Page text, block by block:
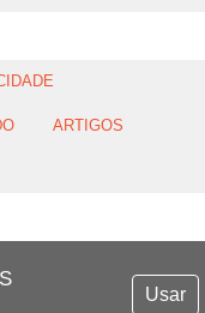
Usar
ARTIGOS